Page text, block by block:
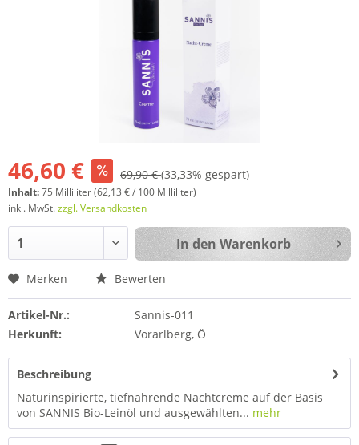
46,60 € 69,90 €(33,33% gespart)
Inhalt:75 Milliliter (62,13 € / 100 Milliliter)
inkl. MwSt.zzgl. Versandkosten
In den Warenkorb
Merken Bewerten
Artikel-Nr.:
Sannis-011
Herkunft:
Vorarlberg, Ö
Beschreibung
Naturinspirierte, tiefnährende Nachtcreme auf der Basis
von SANNIS Bio-Leinöl und ausgewählten... mehr